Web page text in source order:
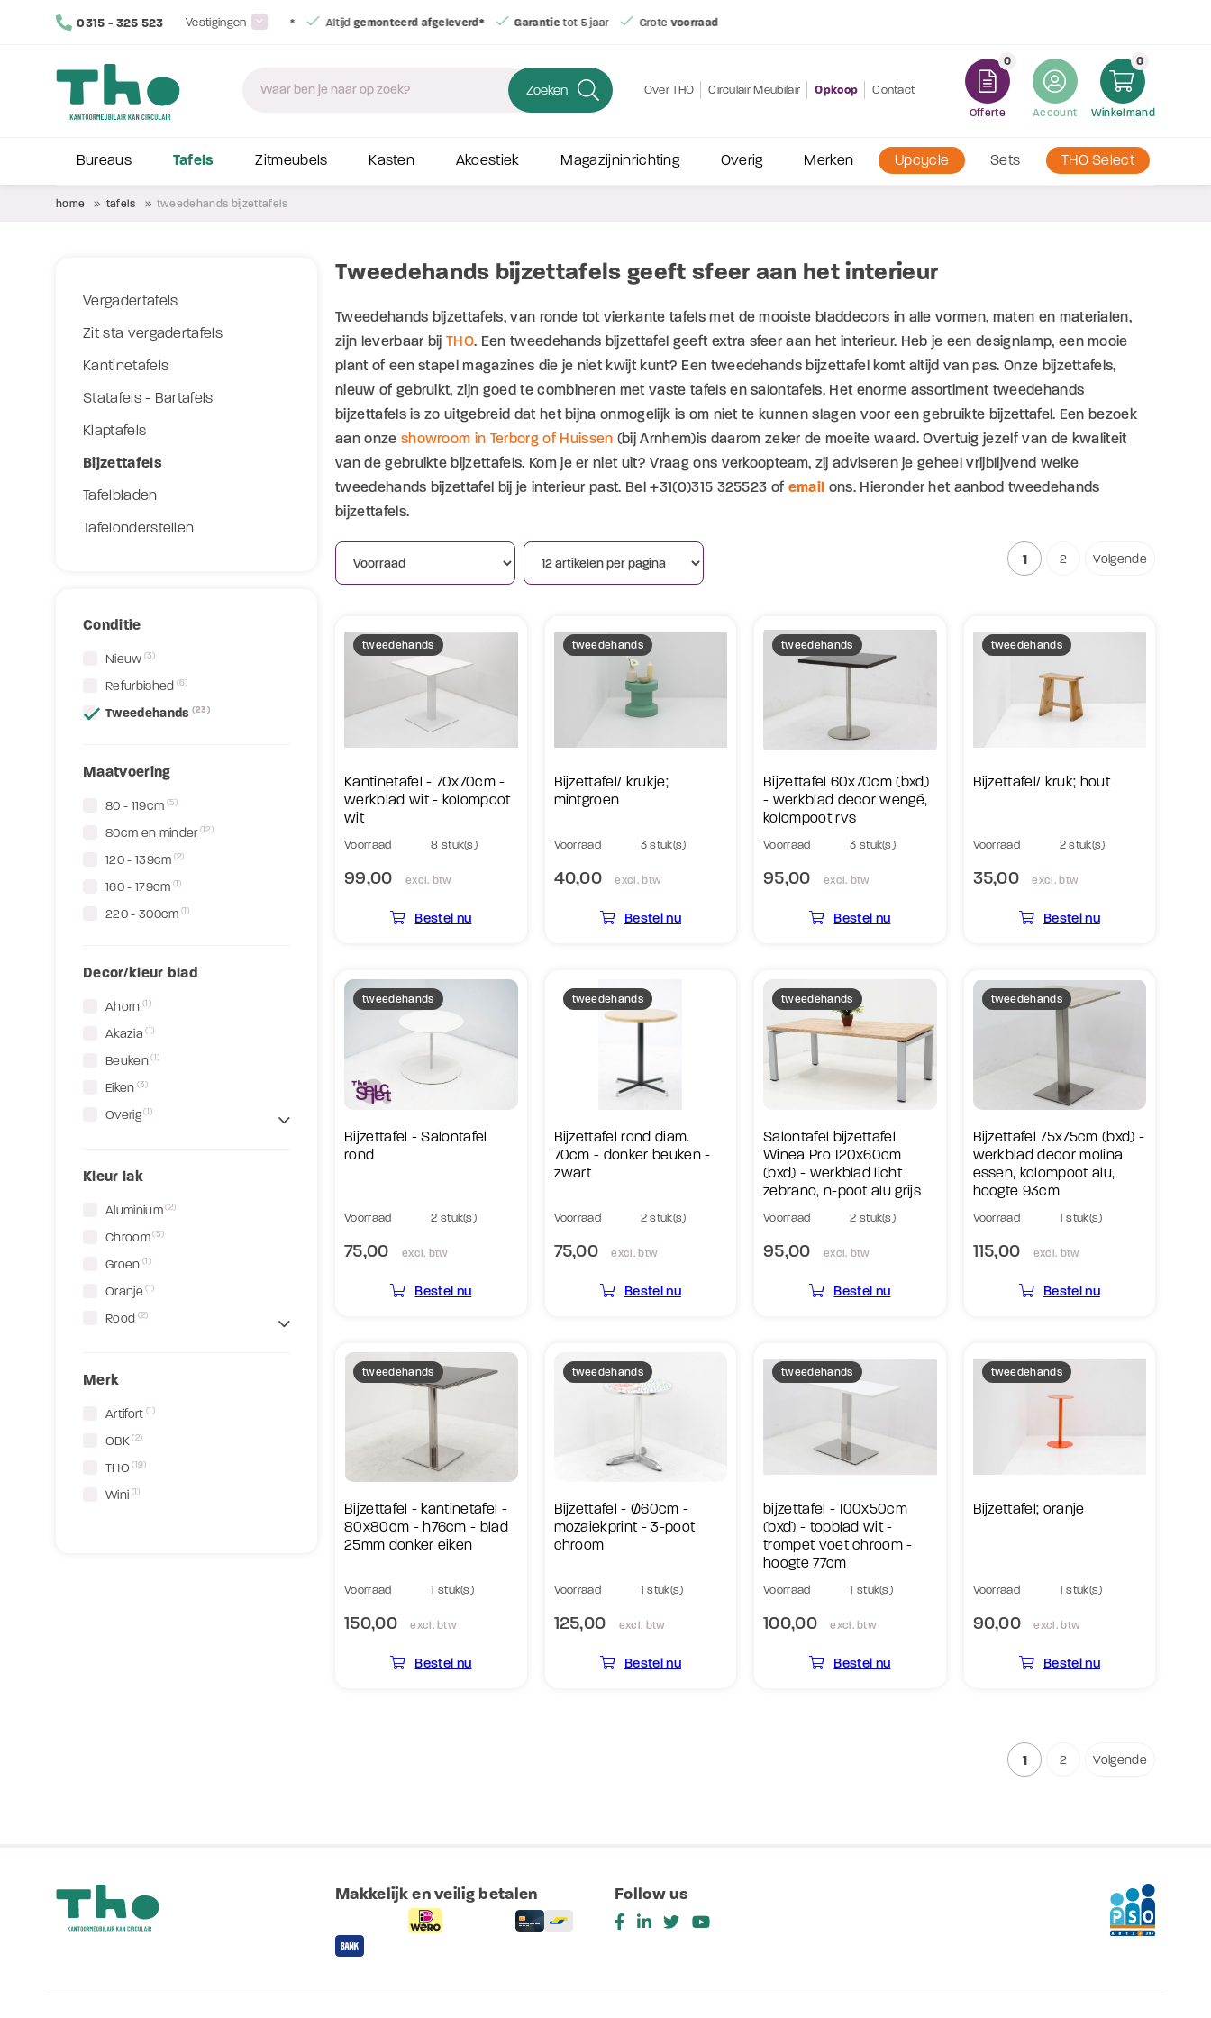
0315 - 325 523 Vestigingen
Gratis bezorgingvanaf € 350,- excl. btw* Altijdgemonteerd afgeleverd* Garantie tot 5 jaar Grote
Over THO Circulair Meubilair Opkoop Contact
0
Winkelmand
Account
0
Offerte
Zoeken
Bureaus Tafels Zitmeubels Kasten Akoestiek Magazijninrichting Overig Merken Upcycle Sets THO Select
home tafels tweedehands bijzettafels
Vergadertafels
Zit sta vergadertafels
Kantinetafels
Statafels - Bartafels
Klaptafels
Bijzettafels
Tafelbladen
Tafelonderstellen
Conditie
Nieuw (3)
Refurbished (6)
Tweedehands (23)
Maatvoering
80 - 119cm (5)
80cm en minder(12)
120 - 139cm (2)
160 - 179cm (1)
220 - 300cm (1)
Decor/kleur blad
Ahorn (1)
Akazia (1)
Beuken(1)
Eiken (3)
Overig(1)
Kleur lak
Aluminium(2)
Chroom(5)
Groen (1)
Oranje(1)
Rood (2)
Merk
Artifort (1)
OBK(2)
THO (19)
Wini (1)
Tweedehands bijzettafels geeft sfeer aan het interieur
Tweedehands bijzettafels, van ronde tot vierkante tafels met de mooiste bladdecors in alle vormen, maten en materialen,
zijn leverbaar bijTHO. Een tweedehands bijzettafel geeft extra sfeer aan het interieur. Heb je een designlamp, een mooie
plant of een stapel magazines die je niet kwijt kunt? Een tweedehands bijzettafel komt altijd van pas. Onze bijzettafels,
nieuw of gebruikt, zijn goed te combineren met vaste tafels en salontafels. Het enorme assortiment tweedehands
bijzettafels is zo uitgebreid dat het bijna onmogelijk is om niet te kunnen slagen voor een gebruikte bijzettafel. Een bezoek
aan onze showroom in Terborg of Huissen (bij Arnhem)is daarom zeker de moeite waard. Overtuig jezelf van de kwaliteit
van de gebruikte bijzettafels. Kom je er niet uit? Vraag ons verkoopteam, zij adviseren je geheel vrijblijvend welke
tweedehands bijzettafel bij je interieur past. Bel +31(0)315 325523 of email ons. Hieronder het aanbod tweedehands
bijzettafels.
1 2 Volgende
tweedehands
Kantinetafel - 70x70cm -
werkblad wit - kolompoot
wit
Voorraad 8 stuk(s)
99,00 excl. btw
Bestel nu
tweedehands
Bijzettafel/ krukje;
mintgroen
Voorraad 3 stuk(s)
40,00 excl. btw
Bestel nu
tweedehands
Bijzettafel 60x70cm (bxd)
- werkblad decor wengé,
kolompoot rvs
Voorraad 3 stuk(s)
95,00 excl. btw
Bestel nu
tweedehands
Bijzettafel/ kruk; hout
Voorraad 2 stuk(s)
35,00 excl. btw
Bestel nu
tweedehands
Bijzettafel - Salontafel
rond
Voorraad 2 stuk(s)
75,00 excl. btw
Bestel nu
tweedehands
Bijzettafel rond diam.
70cm - donker beuken -
zwart
Voorraad 2 stuk(s)
75,00 excl. btw
Bestel nu
tweedehands
Salontafel bijzettafel
Winea Pro 120x60cm
(bxd) - werkblad licht
zebrano, n-poot alu grijs
Voorraad 2 stuk(s)
95,00 excl. btw
Bestel nu
tweedehands
Bijzettafel 75x75cm (bxd) -
werkblad decor molina
essen, kolompoot alu,
hoogte 93cm
Voorraad 1 stuk(s)
115,00 excl. btw
Bestel nu
tweedehands
Bijzettafel - kantinetafel -
80x80cm - h76cm - blad
25mm donker eiken
Voorraad 1 stuk(s)
150,00 excl. btw
Bestel nu
tweedehands
Bijzettafel - Ø60cm -
mozaiekprint - 3-poot
chroom
Voorraad 1 stuk(s)
125,00 excl. btw
Bestel nu
tweedehands
bijzettafel - 100x50cm
(bxd) - topblad wit -
trompet voet chroom -
hoogte 77cm
Voorraad 1 stuk(s)
100,00 excl. btw
Bestel nu
tweedehands
Bijzettafel; oranje
Voorraad 1 stuk(s)
90,00 excl. btw
Bestel nu
1 2 Volgende
Makkelijk en veilig betalen Follow us